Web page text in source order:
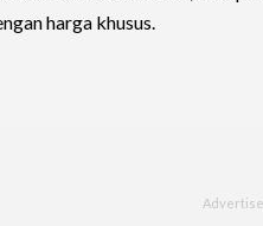
harga khusus.